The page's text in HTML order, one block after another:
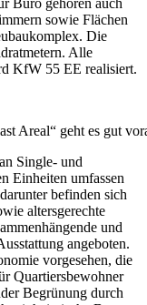
sowie Flächen
Die
Alle
KfW 55 EE realisiert.
Areal“ geht es gut
Single- und
Einheiten umfassen
befinden sich
altersgerechte
und
angeboten.
vorgesehen, die
Quartiersbewohner
Begrünung durch